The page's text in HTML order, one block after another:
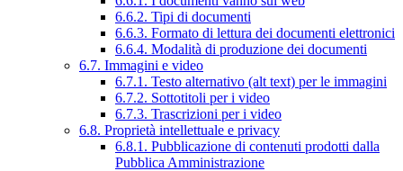
6.6.2. Tipi di documenti
6.6.3. Formato di lettura dei documenti elettronici
6.6.4. Modalità di produzione dei documenti
6.7. Immagini e video
6.7.1. Testo alternativo (alt text) per le immagini
6.7.2. Sottotitoli per i video
6.7.3. Trascrizioni per i video
6.8. Proprietà intellettuale e privacy
6.8.1. Pubblicazione di contenuti prodotti dalla
Pubblica Amministrazione